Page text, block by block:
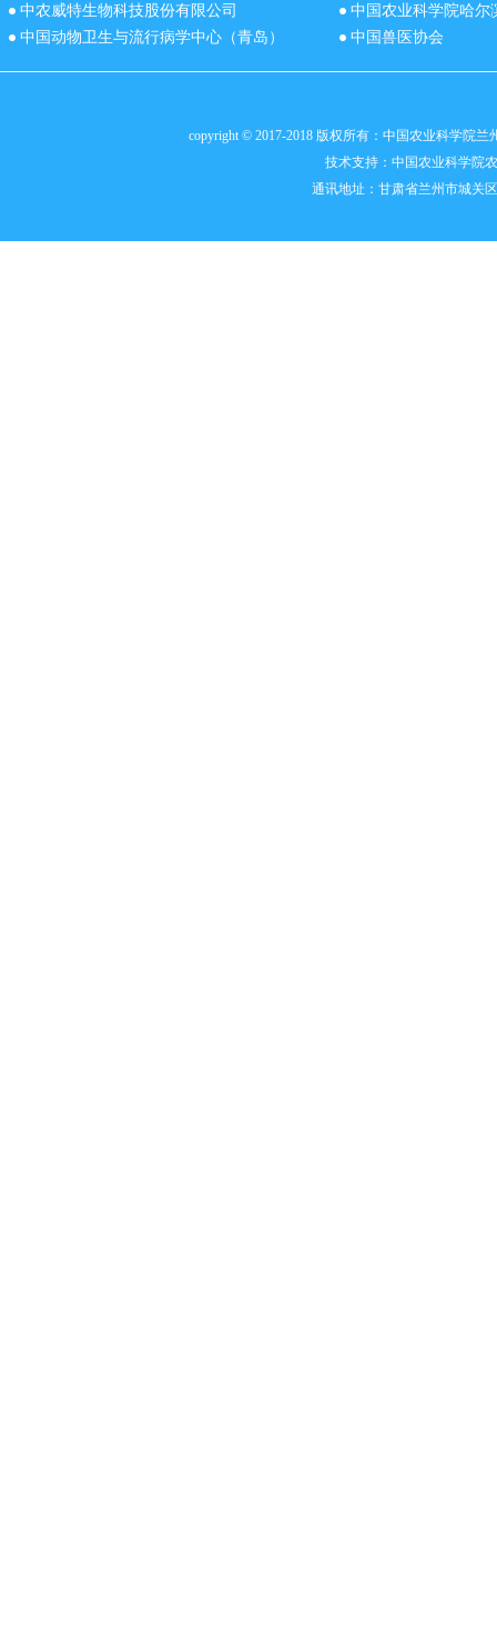
中农威特生物科技股份有限公司
中国农业科学院哈尔
中国动物卫生与流行病学中心（青岛）
中国兽医协会
copyright © 2017-2018 版权所有：中国农业科学院
技术支持： 中国农业科学院
通讯地址：甘肃省兰州市城关